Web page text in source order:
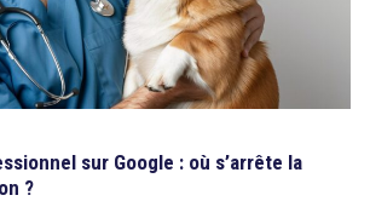
sur Google : où s’arrête la
?